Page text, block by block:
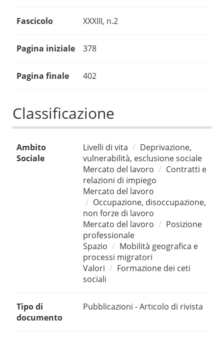
Fascicolo XXXIII, n.2
Pagina iniziale 378
Pagina finale 402
Classificazione
Ambito
Sociale
Livelli di vita
Deprivazione,
vulnerabilità, esclusione sociale
Mercato del lavoro
Contratti e
relazioni di impiego
Mercato del lavoro
Occupazione, disoccupazione,
non forze di lavoro
Mercato del lavoro
Posizione
professionale
Spazio
Mobilità geografica e
processi migratori
Valori
Formazione dei ceti
sociali
Tipo di
documento
Pubblicazioni - Articolo di rivista